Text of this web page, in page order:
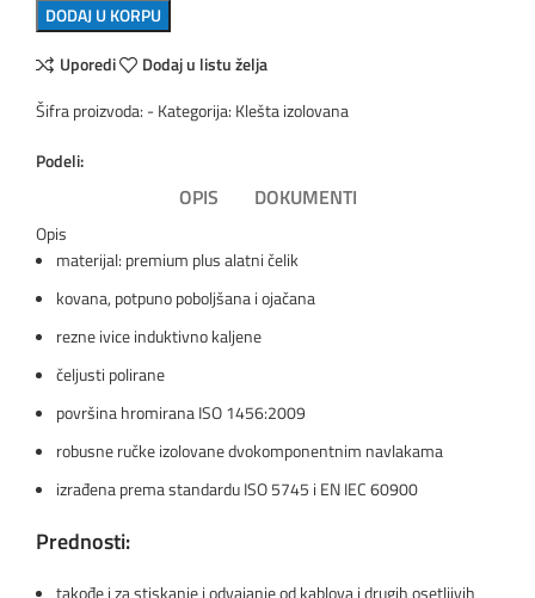
DODAJ U KORPU
Uporedi
Dodaj u listu želja
Šifra proizvoda: -Kategorija: Klešta izolovana
Podeli:
OPIS DOKUMENTI
Opis
materijal: premium plus alatni čelik
kovana, potpuno poboljšana i ojačana
rezne ivice induktivno kaljene
čeljusti polirane
površina hromirana ISO 1456:2009
robusne ručke izolovane dvokomponentnim navlakama
izrađena prema standardu ISO 5745 i EN IEC 60900
Prednosti:
takođe i za stiskanje i odvajanje od kablova i drugih osetljivih